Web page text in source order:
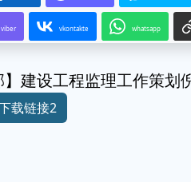
viber vkontakte whatsapp
】建设工程监理工作策
载链接2